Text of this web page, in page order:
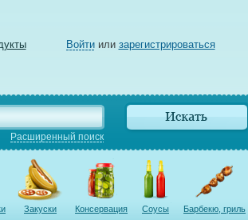
Войтиили зарегистрироваться
Расширенный поиск
Закуски Консервация Соусы Барбекю, гриль